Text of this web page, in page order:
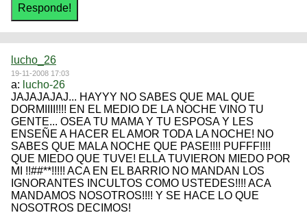
lucho_26
19-11-2008 17:03
a: lucho-26
JAJAJAJAJ... HAYYY NO SABES QUE MAL QUE
DORMIIII!!!! EN EL MEDIO DE LA NOCHE VINO TU
GENTE... OSEA TU MAMA Y TU ESPOSA Y LES
ENSEÑE A HACER EL AMOR TODA LA NOCHE! NO
SABES QUE MALA NOCHE QUE PASE!!!! PUFFF!!!!
QUE MIEDO QUE TUVE! ELLA TUVIERON MIEDO POR
MI !!##**!!!!! ACA EN EL BARRIO NO MANDAN LOS
IGNORANTES INCULTOS COMO USTEDES!!!! ACA
MANDAMOS NOSOTROS!!!! Y SE HACE LO QUE
NOSOTROS DECIMOS!